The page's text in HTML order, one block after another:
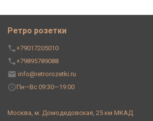
Ретро розетки
+79017205010
+79895789088
info@retrorozetki.ru
Пн—Вс 09:30—19:00
Москва, м. Домодедовская, 25 км МКАД